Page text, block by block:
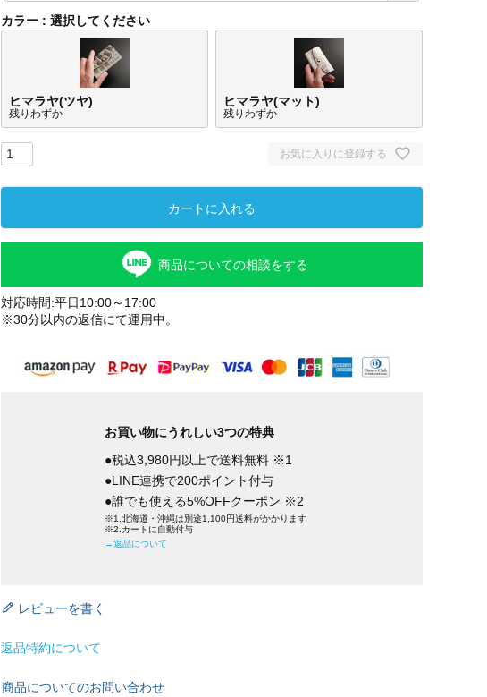
)
カラー 選択してください
ヒマラヤ(ツヤ)
残りわずか
ヒマラヤ(マット)
残りわずか
お気に入りに登録する
カートに入れる
商品についての相談をする
対応時間:平日10:00～17:00
※30分以内の返信にて運用中。
お買い物にうれしい3つの特典
●税込3,980円以上で送料無料 ※1
●LINE連携で200ポイント付与
●誰でも使える5%OFFクーポン ※2
※1.北海道・沖縄は別途1,100円送料がかかります
※2.カートに自動付与
→返品について
レビューを書く
返品特約について
商品についてのお問い合わせ